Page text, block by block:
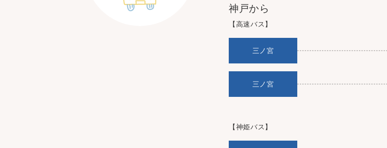
神戸から
【高速バス】
三ノ宮
三ノ宮
【神姫バス】